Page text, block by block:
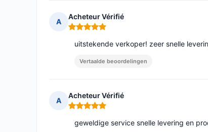
A
Acheteur Vérifié
Opmerking: 5 van 5
uitstekende verkoper! zeer snelle
Vertaalde beoordelingen
A
Acheteur Vérifié
Opmerking: 5 van 5
geweldige service snelle levering en